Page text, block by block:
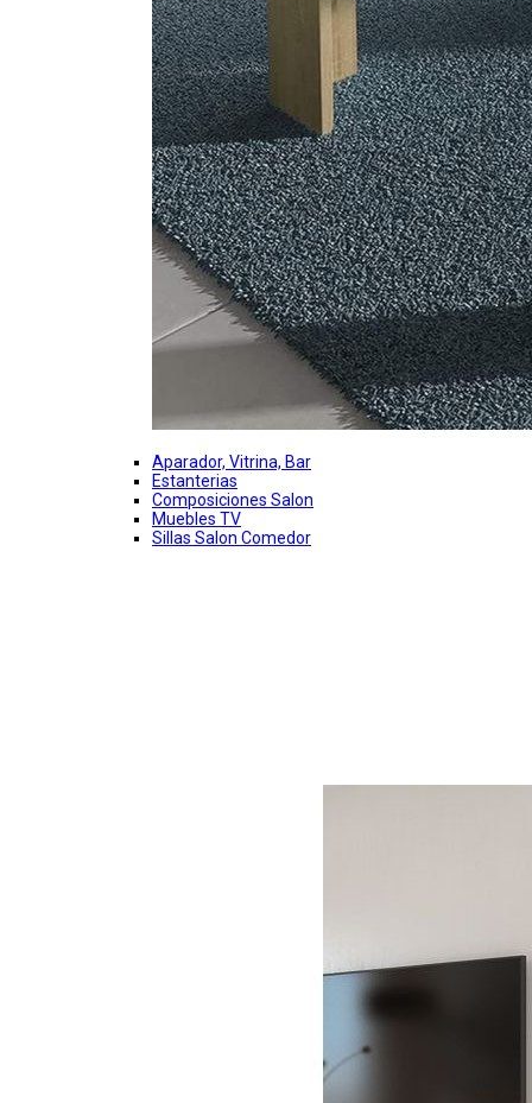
Aparador, Vitrina, Bar
Estanterias
Composiciones Salon
Muebles TV
Sillas Salon Comedor